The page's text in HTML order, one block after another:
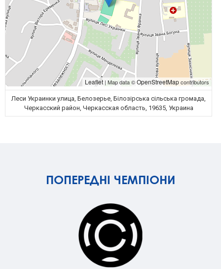
Leaflet | Map data ©OpenStreetMapcontributors
Леси Украинки улица, Белозерье, Білозірська сільська громада,
Черкасский район, Черкасская область, 19635, Украина
ПОПЕРЕДНІ ЧЕМПІОНИ